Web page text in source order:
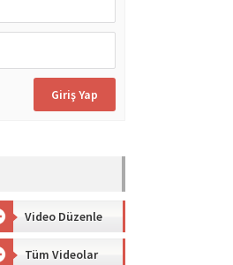
Video Düzenle
Tüm Videolar